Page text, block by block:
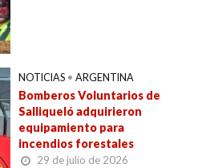
NOTICIAS • ARGENTINA
Bomberos Voluntarios de
Salliqueló adquirieron
equipamiento para
incendios forestales
29 de julio de 2026